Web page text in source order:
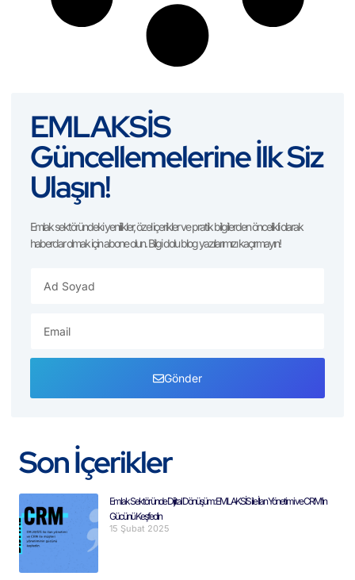
EMLAKSİS
Güncellemelerine İlk Siz
Ulaşın!
Emlak sektöründeki yenilikler, özel içerikler ve pratik bilgilerden öncelikli olarak
haberdar olmak için abone olun. Bilgi dolu blog yazılarımızı kaçırmayın!
Gönder
Son İçerikler
Emlak Sektöründe Dijital Dönüşüm: EMLAKSİS ile İlan Yönetimi ve CRM’in
Gücünü Keşfedin
15 Şubat 2025